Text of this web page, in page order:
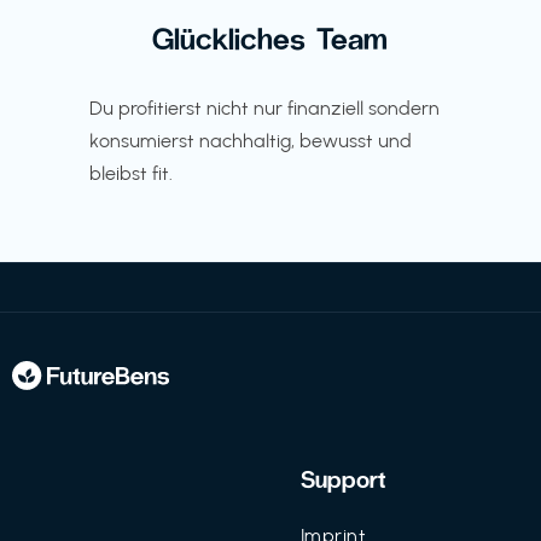
Glückliches Team
Du profitierst nicht nur finanziell sondern
konsumierst nachhaltig, bewusst und
bleibst fit.
Support
Imprint